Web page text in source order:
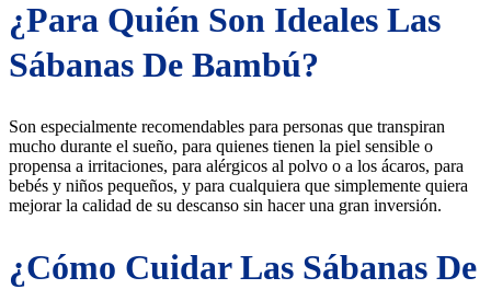
¿Para Quién Son Ideales Las
Sábanas De Bambú?
Son especialmente recomendables para personas que transpiran
mucho durante el sueño, para quienes tienen la piel sensible o
propensa a irritaciones, para alérgicos al polvo o a los ácaros, para
bebés y niños pequeños, y para cualquiera que simplemente quiera
mejorar la calidad de su descanso sin hacer una gran inversión.
¿Cómo Cuidar Las Sábanas De